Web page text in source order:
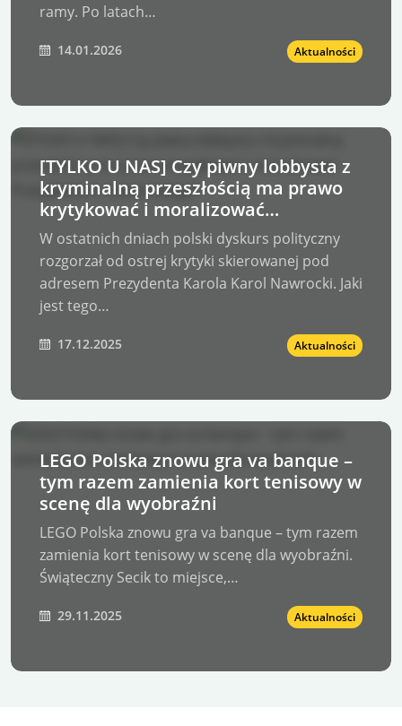
ramy. Po latach…
14.01.2026 Aktualności
[TYLKO U NAS] Czy piwny lobbysta z
kryminalną przeszłością ma prawo
krytykować i moralizować
Prezydenta K. Nawrockiego?
W ostatnich dniach polski dyskurs polityczny
rozgorzał od ostrej krytyki skierowanej pod
adresem Prezydenta Karola Karol Nawrocki. Jaki
jest tego…
17.12.2025 Aktualności
LEGO Polska znowu gra va banque –
tym razem zamienia kort tenisowy w
scenę dla wyobraźni
LEGO Polska znowu gra va banque – tym razem
zamienia kort tenisowy w scenę dla wyobraźni.
Świąteczny Secik to miejsce,…
29.11.2025 Aktualności